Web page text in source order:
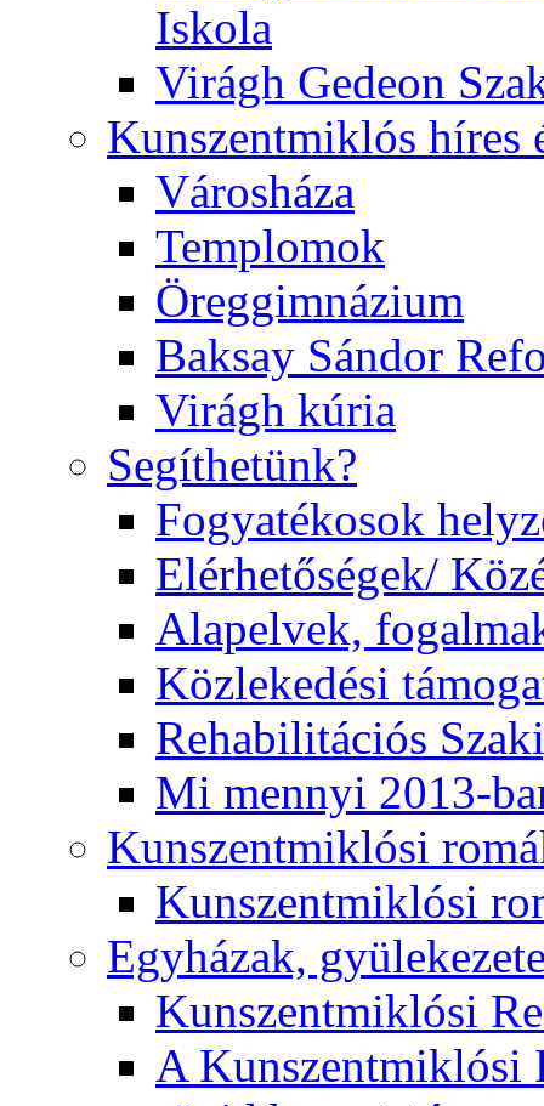
Iskola
Virágh Gedeon
Kunszentmiklós híres
Városháza
Templomok
Öreggimnázium
Baksay Sándor
Virágh kúria
Segíthetünk?
Fogyatékosok
Elérhetőségek/
Alapelvek,
Közlekedési
Rehabilitációs
Mi mennyi 2013-
Kunszentmiklósi
Kunszentmiklósi
Egyházak,
Kunszentmiklósi
A Kunszentmiklósi